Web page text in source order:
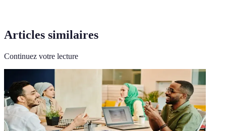
Articles similaires
Continuez votre lecture